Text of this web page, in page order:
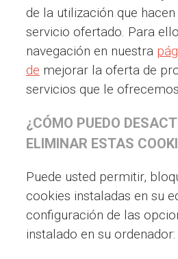
de la utilización que
servicio ofertado. Para
navegación en nuestra
de mejorar la oferta de
servicios que le
¿CÓMO PUEDO
ELIMINAR ESTAS
Puede usted permitir,
cookies instaladas en su
configuración de las
instalado en su ordenador: